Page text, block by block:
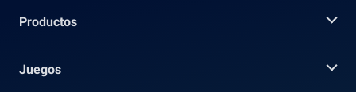
Productos
Juegos